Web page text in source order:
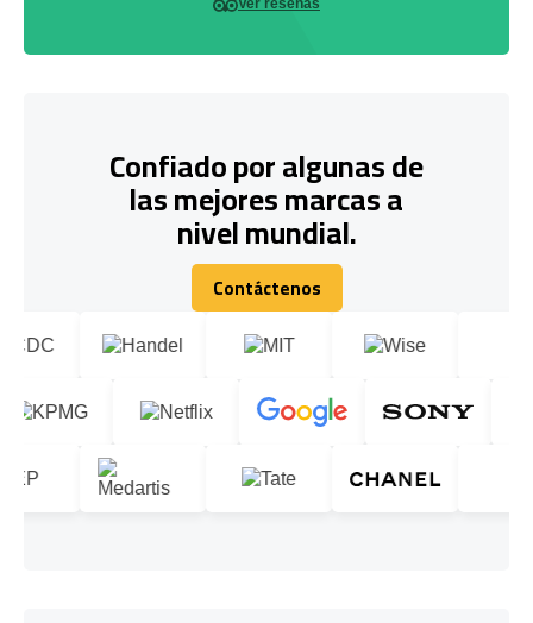
Confiado por algunas de
las mejores marcas a
nivel mundial.
Contáctenos
Contáctenos